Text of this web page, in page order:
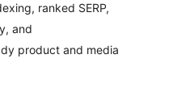
ranked SERP,
and
product and media